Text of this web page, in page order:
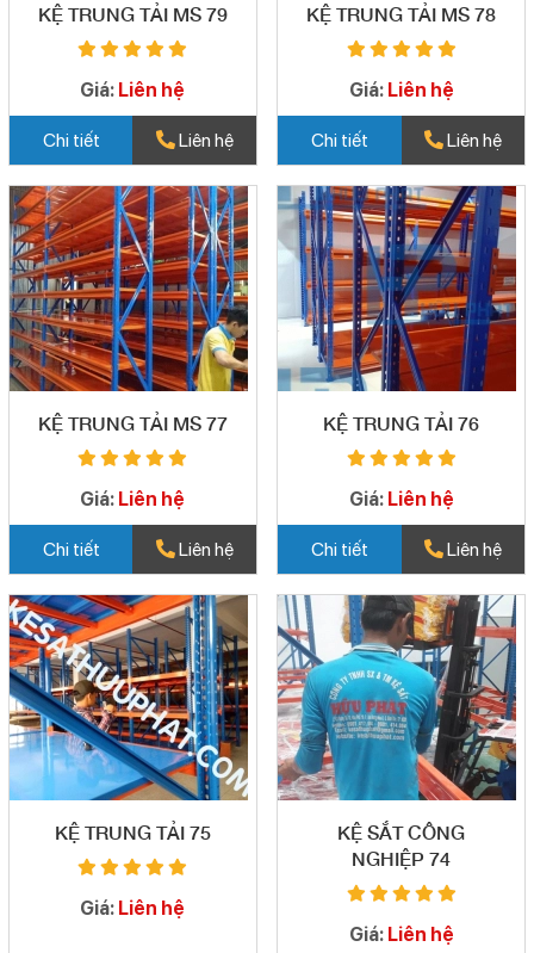
KỆ TRUNG TẢI MS 79
Giá: Liên hệ
Chi tiết Liên hệ
KỆ TRUNG TẢI MS 78
Giá: Liên hệ
Chi tiết Liên hệ
KỆ TRUNG TẢI MS 77
Giá: Liên hệ
Chi tiết Liên hệ
KỆ TRUNG TẢI 76
Giá: Liên hệ
Chi tiết Liên hệ
KỆ TRUNG TẢI 75
Giá: Liên hệ
KỆ SẮT CÔNG
NGHIỆP 74
Giá: Liên hệ